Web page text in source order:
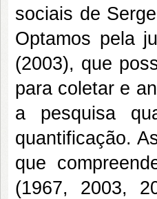
sociais de
Optamos pela
(2003), que
para coletar e
a pesquisa
quantificação.
que
(1967, 2003,